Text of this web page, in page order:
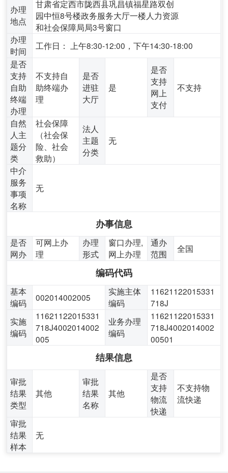
办理
地点
甘肃省定西市陇西县巩昌镇福星路双创
园中恒8号楼政务服务大厅一楼人力资源
和社会保障局局3号窗口
办理
时间
工作日： 上午8:30-12:00，下午14:30-18:00
是否
支持
自助
终端
办理
不支持自
助终端办
理
是否
进驻
大厅
是
是否
支持
网上
支付
不支持
自然
人主
题分
类
社会保障
（社会保
险、社会
救助）
法人
主题
分类
无
中介
服务
事项
名称
无
办事信息
是否
网办
可网上办
理
办理
形式
窗口办理,
网上办理
通办
范围
全国
编码代码
基本
编码
002014002005
实施主体
编码
11621122015331
718J
实施
编码
11621122015331
718J4002014002
005
业务办理
编码
11621122015331
718J4002014002
00501
结果信息
审批
结果
类型
其他
审批
结果
名称
其他
是否
支持
物流
快递
不支持物
流快递
审批
结果
样本
无